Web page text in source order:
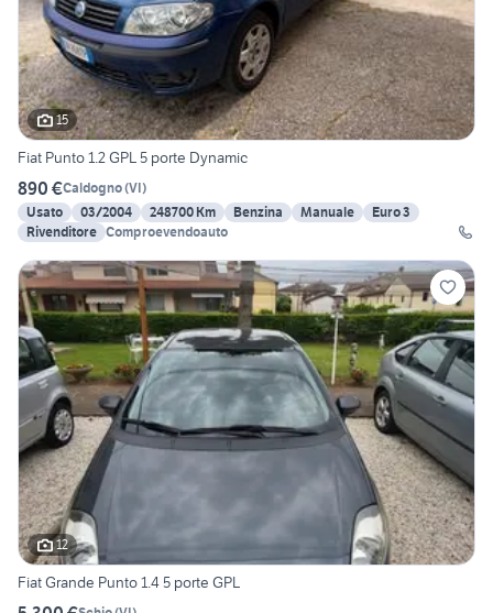
15
Fiat Punto 1.2 GPL 5 porte Dynamic
890 €Caldogno(VI)
Usato
03/2004 248700 Km Benzina Manuale
Euro 3
Rivenditore Comproevendoauto
12
Fiat Grande Punto 1.4 5 porte GPL